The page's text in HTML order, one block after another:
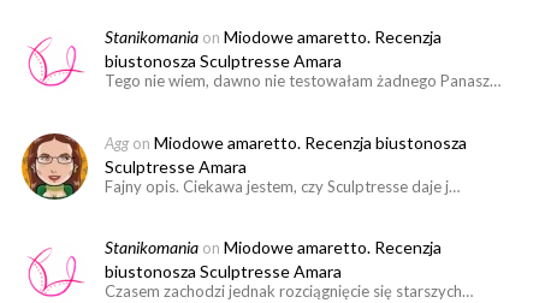
Stanikomania on Miodowe amaretto. Recenzja
biustonosza Sculptresse Amara
Tego nie wiem, dawno nie testowałam żadnego Panasz…
Agg on Miodowe amaretto. Recenzja biustonosza
Sculptresse Amara
Fajny opis. Ciekawa jestem, czy Sculptresse daje j…
Stanikomania on Miodowe amaretto. Recenzja
biustonosza Sculptresse Amara
Czasem zachodzi jednak rozciągnięcie się starszych…